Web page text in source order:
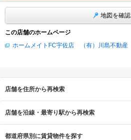
地図を確認
この店舗のホームページ
ホームメイトFC宇佐店 （有）川島不動産
店舗を住所から再検索
店舗を沿線・最寄り駅から再検索
都道府県別に賃貸物件を探す